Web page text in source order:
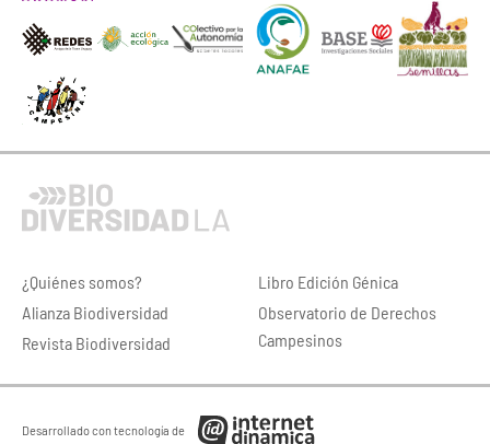
¿Quiénes somos?
Alianza Biodiversidad
Revista Biodiversidad
Libro Edición Génica
Observatorio de Derechos
Campesinos